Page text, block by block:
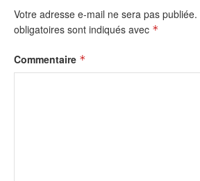
Votre adresse e-mail ne sera pas publiée.
obligatoires sont indiqués avec *
Commentaire *